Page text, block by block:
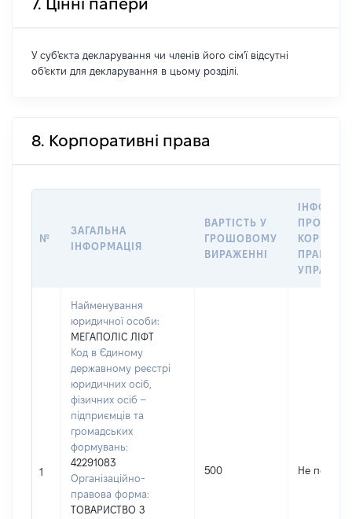
7. Цінні папери
У суб'єкта декларування чи членів його сім'ї відсутні
об'єкти для декларування в цьому розділі.
8. Корпоративні права
№
ЗАГАЛЬНА
ІНФОРМАЦІЯ
ВАРТІСТЬ У
ГРОШОВОМУ
ВИРАЖЕННІ
ПРО
ПРАВ В
1
Найменування
юридичної особи:
МЕГАПОЛІС ЛІФТ
Код в Єдиному
державному реєстрі
юридичних осіб,
фізичних осіб –
підприємців та
громадських
формувань:
42291083
Організаційно-
правова форма:
ТОВАРИСТВО З
500 Не